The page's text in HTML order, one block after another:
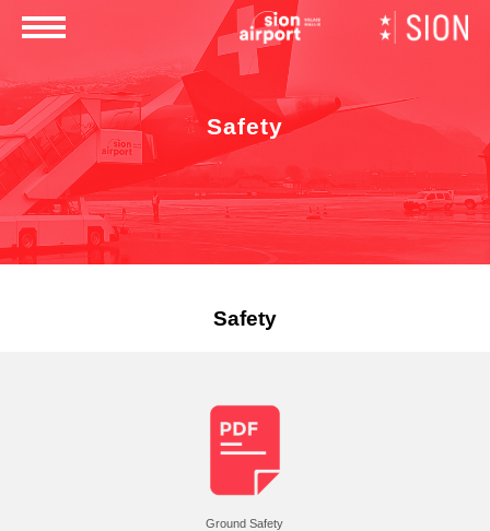
×
Safety
Safety
Ground Safety